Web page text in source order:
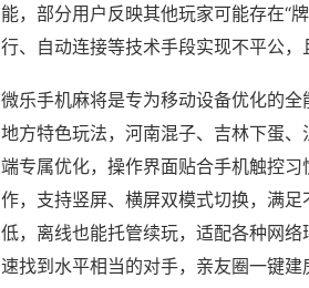
能，部分用户反映其他玩家可能存在“
行、自动连接等技术手段实现不平公，
微乐手机麻将是专为移动设备优化的
地方特色玩法，河南混子、吉林下蛋
端专属优化，操作界面贴合手机触控
作，支持竖屏、横屏双模式切换，满
低，离线也能托管续玩，适配各种网
速找到水平相当的对手，亲友圈一键